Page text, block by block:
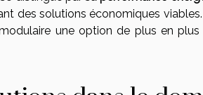
des solutions économiques
une option de plus en